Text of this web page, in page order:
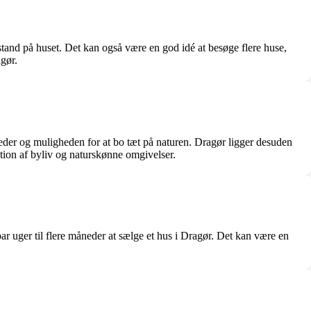
på huset. Det kan også være en god idé at besøge flere huse,
og muligheden for at bo tæt på naturen. Dragør ligger desuden
af byliv og naturskønne omgivelser.
uger til flere måneder at sælge et hus i Dragør. Det kan være en